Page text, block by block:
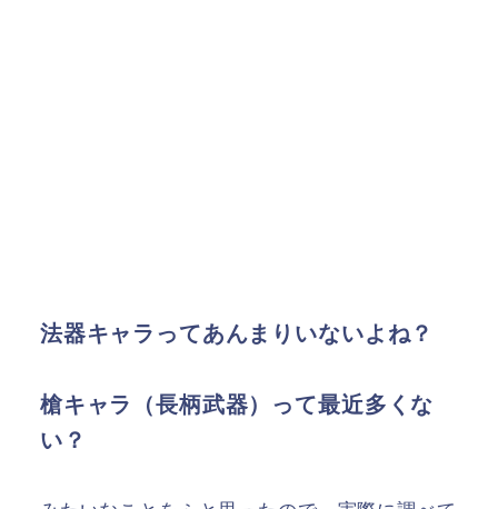
法器キャラってあんまりいないよね？
槍キャラ（長柄武器）って最近多くな
い？